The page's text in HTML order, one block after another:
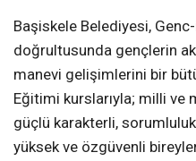
Başiskele Belediyesi,
doğrultusunda gençlerin
manevi gelişimlerini bir
Eğitimi kurslarıyla; milli ve
güçlü karakterli,
yüksek ve özgüvenli